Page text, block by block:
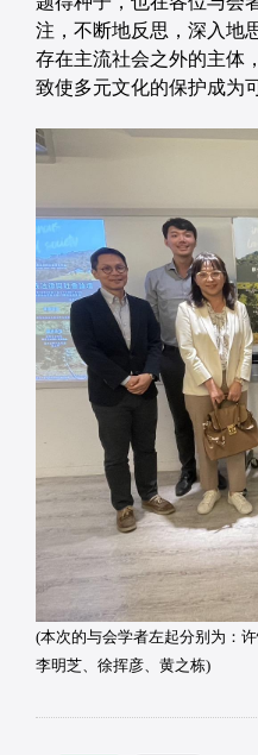
注，不断地反思，深入地
存在主流社会之外的主体
致使多元文化的保护成为
(本次的与会学者左起分别为：
李明芝、徐挥彦、黄之栋)